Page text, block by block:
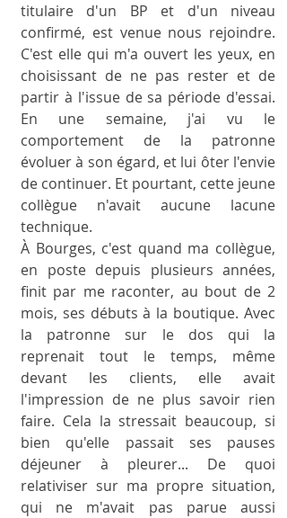
titulaire d'un BP et d'un niveau
confirmé, est venue nous rejoindre.
C'est elle qui m'a ouvert les yeux, en
choisissant de ne pas rester et de
partir à l'issue de sa période d'essai.
En une semaine, j'ai vu le
comportement de la patronne
évoluer à son égard, et lui ôter l'envie
de continuer. Et pourtant, cette jeune
collègue n'avait aucune lacune
technique.
À Bourges, c'est quand ma collègue,
en poste depuis plusieurs années,
finit par me raconter, au bout de 2
mois, ses débuts à la boutique. Avec
la patronne sur le dos qui la
reprenait tout le temps, même
devant les clients, elle avait
l'impression de ne plus savoir rien
faire. Cela la stressait beaucoup, si
bien qu'elle passait ses pauses
déjeuner à pleurer... De quoi
relativiser sur ma propre situation,
qui ne m'avait pas parue aussi